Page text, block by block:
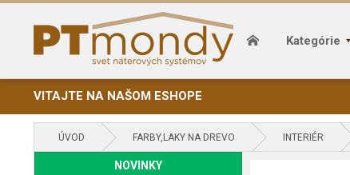
Kategórie
VITAJTE NA NAŠOM ESHOPE
ÚVOD FARBY,LAKY NA DREVO INTERIÉR
NOVINKY